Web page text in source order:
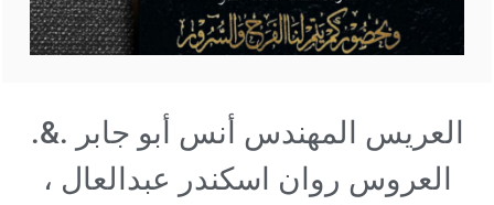
العريس المهندس أنس أبو جابر .&.
العروس روان اسكندر عبدالعال ،